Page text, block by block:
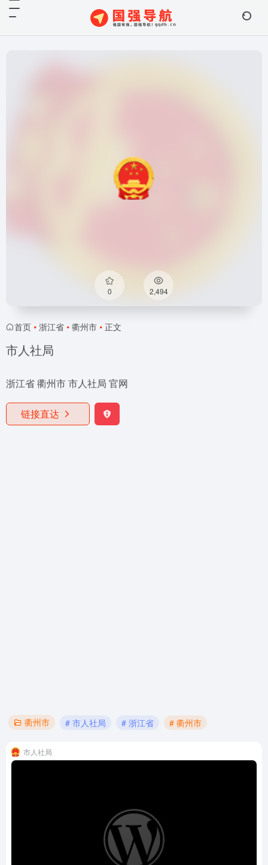
0 2,494
首页 • 浙江省 • 衢州市 • 正文
市人社局
浙江省 衢州市 市人社局 官网
链接直达
衢州市 # 市人社局 # 浙江省 # 衢州市
市人社局